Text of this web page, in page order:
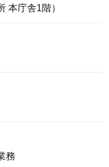
本庁舎1階）
務